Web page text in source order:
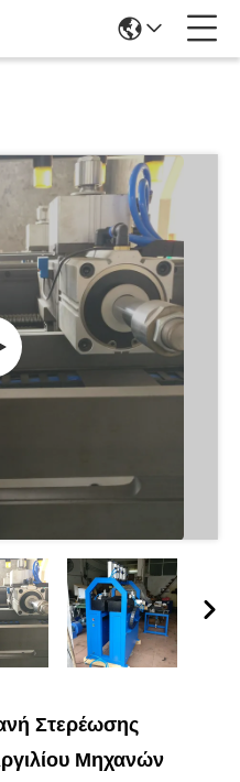
Στερέωσης
Μηχανών